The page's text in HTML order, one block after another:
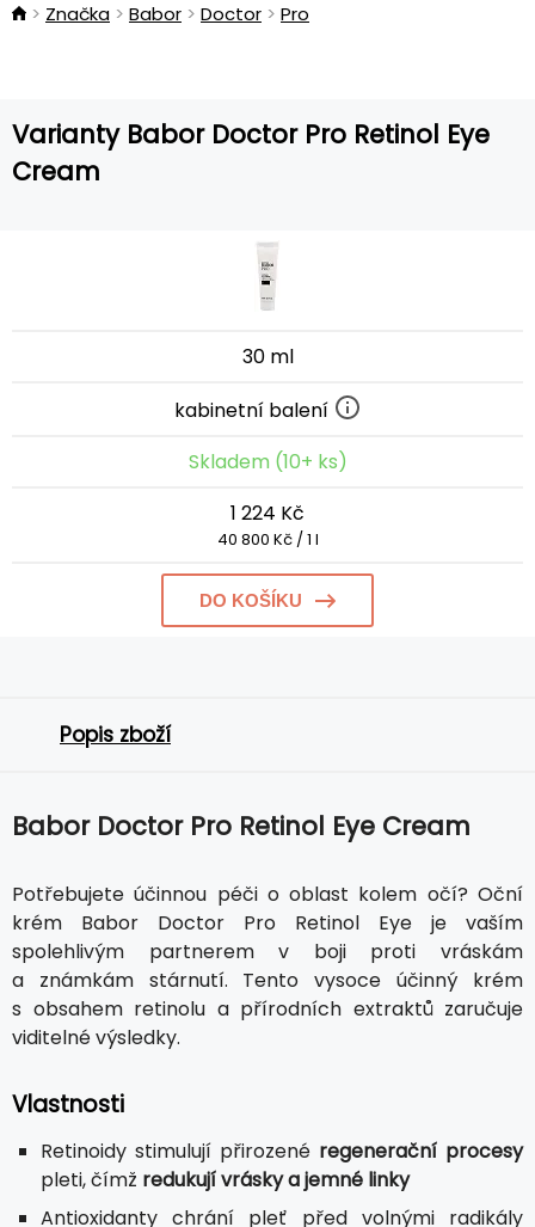
Značka
Babor Doctor Pro
Varianty Babor Doctor Pro Retinol Eye
Cream
30 ml
kabinetní balení
Skladem (10+ ks)
1 224 Kč
40 800 Kč / 1 l
DO KOŠÍKU
Popis zboží
Babor Doctor Pro Retinol Eye Cream
Potřebujete účinnou péči o oblast kolem očí? Oční
krém Babor Doctor Pro Retinol Eye je vaším
spolehlivým partnerem v boji proti vráskám
a známkám stárnutí. Tento vysoce účinný krém
s obsahem retinolu a přírodních extraktů zaručuje
viditelné výsledky.
Vlastnosti
Retinoidy stimulují přirozené regenerační procesy
pleti, čímž redukují vrásky a jemné linky
Antioxidanty chrání pleť před volnými radikály